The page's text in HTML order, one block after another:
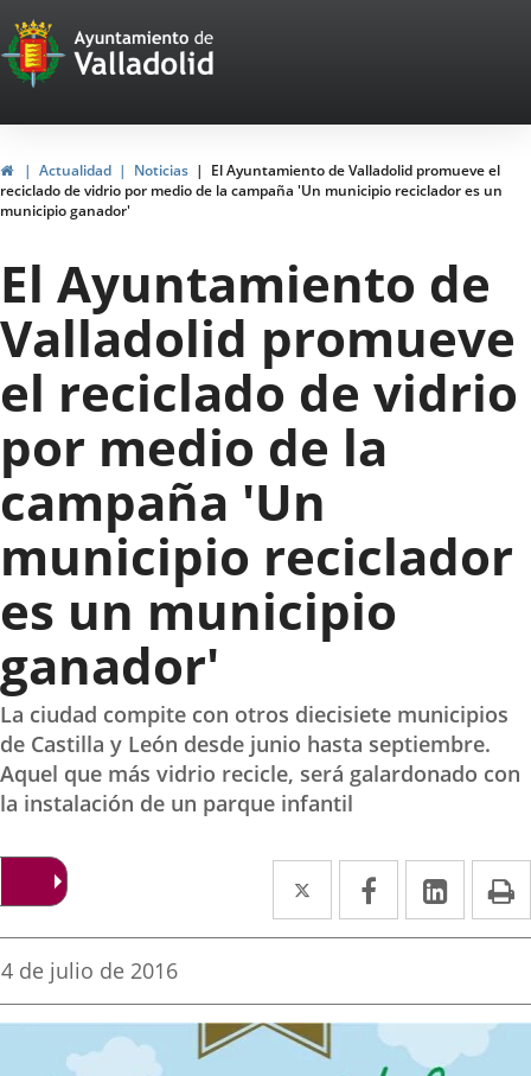
Portal
Web
del
Ayuntamiento
de
Valladolid
HomeActualidad Noticias
El Ayuntamiento de Valladolid promueve el
reciclado de vidrio por medio de la campaña 'Un municipio reciclador es un
municipio ganador'
El Ayuntamiento de
Valladolid promueve
el reciclado de vidrio
por medio de la
campaña 'Un
municipio reciclador
es un municipio
ganador'
La ciudad compite con otros diecisiete municipios
de Castilla y León desde junio hasta septiembre.
Aquel que más vidrio recicle, será galardonado con
la instalación de un parque infantil
Twitter
Enlace
a
aplicación
externa.
Facebook
Enlace
a
aplicación
externa.
Enlace
a
Fecha
la
4 de julio de 2016